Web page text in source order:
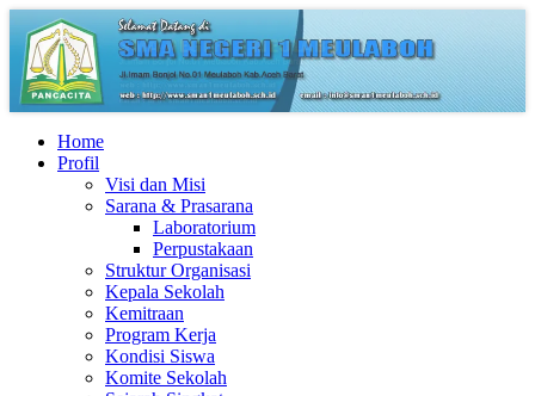
Home
Profil
Visi dan Misi
Sarana & Prasarana
Laboratorium
Perpustakaan
Struktur Organisasi
Kepala Sekolah
Kemitraan
Program Kerja
Kondisi Siswa
Komite Sekolah